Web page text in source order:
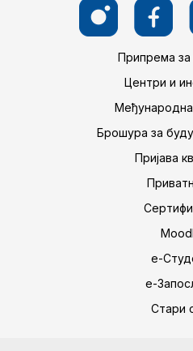
Припрема за
Центри и
Брошура за
Пријава
е-
е-
Стари